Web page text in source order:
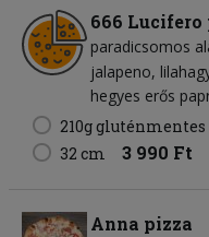
666 Lucifero
paradicsomos
jalapeno
hegyes erős
210g gluténmentes
32 cm 3 990 Ft
Anna pizza